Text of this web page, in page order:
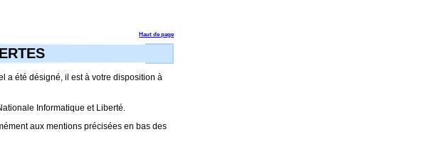
Haut de page
a été désigné, il est à votre disposition à
Informatique et Liberté.
aux mentions précisées en bas des